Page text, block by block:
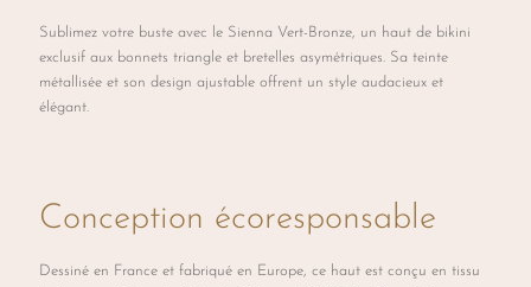
être
choisies
sur
produit
Sublimez votre buste avec le Sienna Vert-Bronze, un haut de bikini
exclusif aux bonnets triangle et bretelles asymétriques. Sa teinte
métallisée et son design ajustable offrent un style audacieux et
élégant.
Conception écoresponsable
Dessiné en France et fabriqué en Europe, ce haut est conçu en tissu